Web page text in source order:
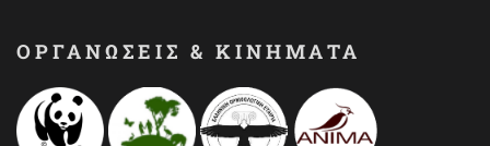
ΟΡΓΑΝΩΣΕΙΣ & ΚΙΝΗΜΑΤΑ